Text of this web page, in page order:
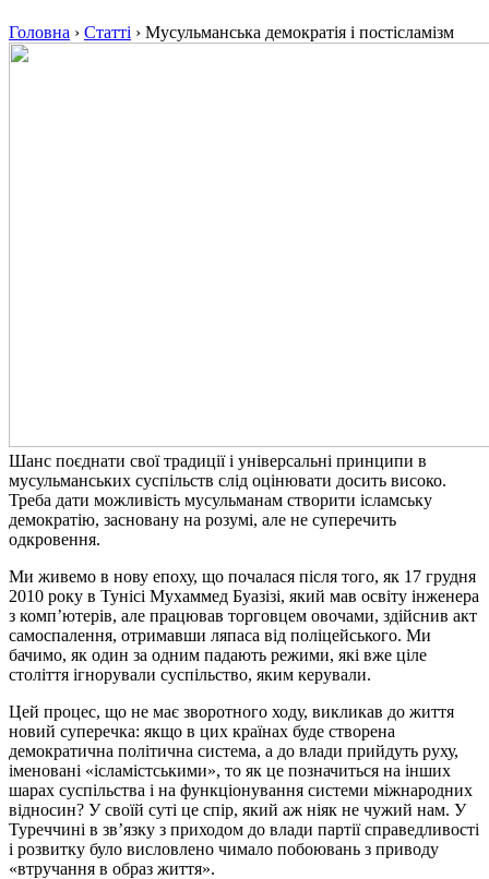
Головна › Статті › Мусульманська демократія і постісламізм
Шанс поєднати свої традиції і універсальні принципи в
мусульманських суспільств слід оцінювати досить високо.
Треба дати можливість мусульманам створити ісламську
демократію, засновану на розумі, але не суперечить
одкровення.
Ми живемо в нову епоху, що почалася після того, як 17 грудня
2010 року в Тунісі Мухаммед Буазізі, який мав освіту інженера
з комп’ютерів, але працював торговцем овочами, здійснив акт
самоспалення, отримавши ляпаса від поліцейського. Ми
бачимо, як один за одним падають режими, які вже ціле
століття ігнорували суспільство, яким керували.
Цей процес, що не має зворотного ходу, викликав до життя
новий суперечка: якщо в цих країнах буде створена
демократична політична система, а до влади прийдуть руху,
іменовані «ісламістськими», то як це позначиться на інших
шарах суспільства і на функціонування системи міжнародних
відносин? У своїй суті це спір, який аж ніяк не чужий нам. У
Туреччині в зв’язку з приходом до влади партії справедливості
і розвитку було висловлено чимало побоювань з приводу
«втручання в образ життя».